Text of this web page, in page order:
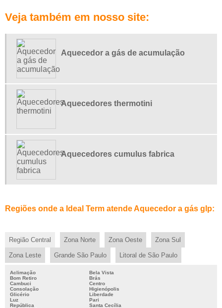
ASSISTÊNCIA TÉCNICA AQUECEDOR BOSCH
ASSISTÊNCIA TÉCNICA AQUECEDOR RINNAI
AUTORIZADA BOSCH AQUECEDORES SP
CONSERTO AQUECEDORES CUMULUS
CONSERTO DE AQUECEDOR RINNAI
EMPRESA DE AQUECEDORES
MANUTENÇÃO DE AQUECEDOR DE ÁGUA A GÁS
MANUTENÇÃO DE AQUECEDOR DE ÁGUA SP
MANUTENÇÃO DE AQUECEDOR RINNAI
MANUTENÇÃO DE AQUECEDORES
REFORMA DE AQUECEDORES ELÉTRICOS
REVENDA AUTORIZADA RINNAI
AQUECEDOR A GÁS GLP PREÇO
CONSERTO DE AQUECEDOR BOSCH
DISTRIBUIDOR AQUECEDOR RINNAI
Veja também em nosso site:
Aquecedor a gás de acumulação
Aquecedores thermotini
Aquecedores cumulus fabrica
Regiões onde a Ideal Term atende Aquecedor a gás glp:
Região Central Zona Norte Zona Oeste Zona Sul
Zona Leste Grande São Paulo Litoral de São Paulo
Aclimação
Bela Vista
Bom Retiro
Brás
Cambuci
Centro
Consolação
Higienópolis
Glicério
Liberdade
Luz
Pari
República
Santa Cecília